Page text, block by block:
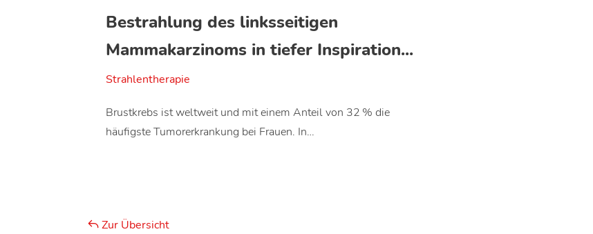
Bestrahlung des linksseitigen
Mammakarzinoms in tiefer Inspiration...
Strahlentherapie
Brustkrebs ist weltweit und mit einem Anteil von 32 % die
häufigste Tumorerkrankung bei Frauen. In…
Zur Übersicht